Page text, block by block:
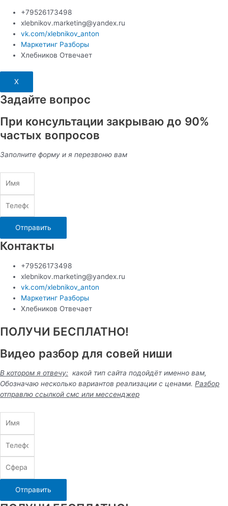
+79526173498
xlebnikov.marketing@yandex.ru
vk.com/xlebnikov_anton
Маркетинг Разборы
Хлебников Отвечает
X
Задайте вопрос
При консультации закрываю до 90%
частых вопросов
Заполните форму и я перезвоню вам
Отправить
Контакты
+79526173498
xlebnikov.marketing@yandex.ru
vk.com/xlebnikov_anton
Маркетинг Разборы
Хлебников Отвечает
ПОЛУЧИ БЕСПЛАТНО!
Видео разбор для совей ниши
В котором я отвечу: какой тип сайта подойдёт именно вам,
Обозначаю несколько вариантов реализации с ценами. Разбор
отправлю ссылкой смс или мессенджер
Отправить